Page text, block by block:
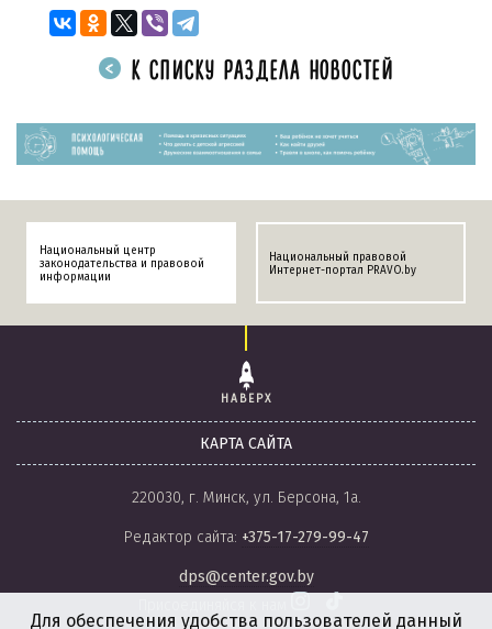
К СПИСКУ РАЗДЕЛА НОВОСТЕЙ
Национальный центр
законодательства и правовой
информации
Национальный правовой
Интернет-портал PRAVO.by
НАВЕРХ
КАРТА САЙТА
220030, г. Минск, ул. Берсона, 1а.
Редактор сайта: +375-17-279-99-47
dps@center.gov.by
Для обеспечения удобства пользователей данный